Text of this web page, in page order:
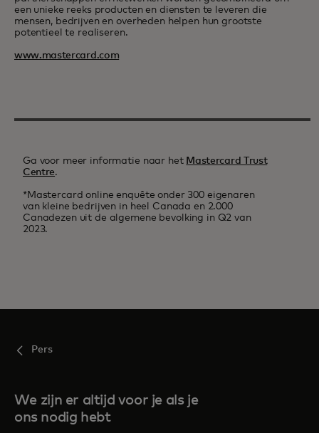
een unieke reeks producten en diensten te leveren die
mensen, bedrijven en overheden helpen hun grootste
potentieel te realiseren.
www.mastercard.com
Ga voor meer informatie naar het Mastercard Trust
Centre.
*Mastercard online enquête onder 300 eigenaren
van kleine bedrijven in heel Canada en 2.000
Canadezen uit de algemene bevolking in Q2 van
2023.
Pers
We zijn er altijd voor je als je
ons nodig hebt